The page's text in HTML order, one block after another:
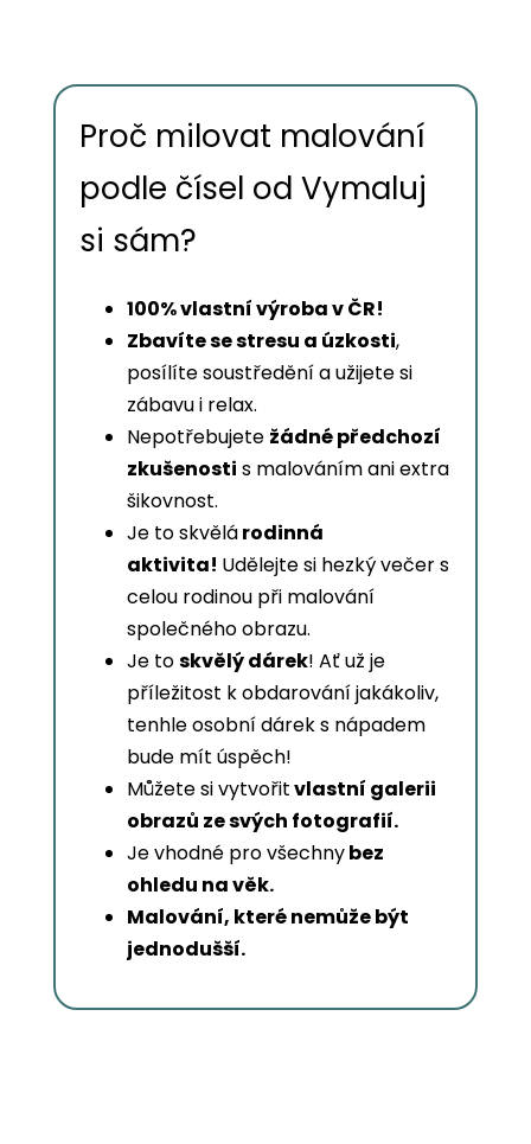
Proč milovat malování
podle čísel od Vymaluj
si sám?
100% vlastní výroba v ČR!
Zbavíte se stresu a úzkosti,
posílíte soustředění a užijete si
zábavu i relax.
Nepotřebujete žádné předchozí
zkušenosti s malováním ani extra
šikovnost.
Je to skvělárodinná
aktivita! Udělejte si hezký večer s
celou rodinou při malování
společného obrazu.
Je toskvělý dárek! Ať už je
příležitost k obdarování jakákoliv,
tenhle osobní dárek s nápadem
bude mít úspěch!
Můžete si vytvořitvlastní galerii
obrazů ze svých fotografií.
Je vhodné pro všechnybez
ohledu na věk.
Malování, které nemůže být
jednodušší.